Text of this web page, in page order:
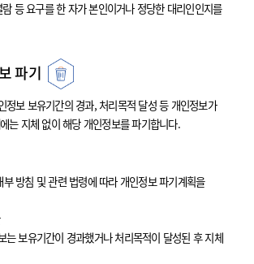
등 요구를 한 자가 본인이거나 정당한 대리인인지를
파기
정보 보유기간의 경과, 처리목적 달성 등 개인정보가
는 지체 없이 해당 개인정보를 파기합니다.
부 방침 및 관련 법령에 따라 개인정보 파기계획을
는 보유기간이 경과했거나 처리목적이 달성된 후 지체